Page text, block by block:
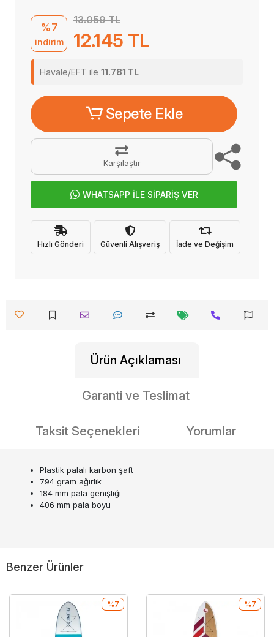
%7
indirim
13.059 TL
12.145 TL
Havale/EFT ile 11.781 TL
Sepete Ekle
Karşılaştır
WHATSAPP İLE SİPARİŞ VER
Hızlı Gönderi Güvenli Alışveriş İade ve Değişim
Ürün Açıklaması
Garanti ve Teslimat
Taksit Seçenekleri Yorumlar
Plastik palalı karbon şaft
794 gram ağırlık
184 mm pala genişliği
406 mm pala boyu
Benzer Ürünler
%7 %7